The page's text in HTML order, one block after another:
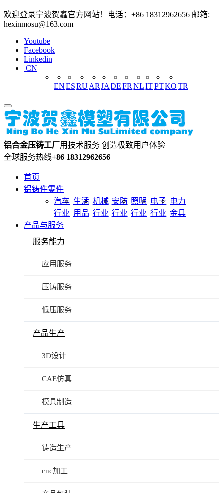
欢迎登录宁波贺鑫官方网站！电话：+86 18312962656 邮箱:
hexinmosu@163.com
Youtube
Facebook
Linkedin
CN
ENESRUARJA DEFR NLITPTKOTR
铝合金压铸工厂用技术服务 创造极致用户体验
全球服务热线+86 18312962656
首页
铝铸件零件
汽车
行业
生活
用品
机械
行业
安防
行业
照明
行业
电子
行业
电力
金具
产品与服务
服务能力
应用服务
压铸服务
低压服务
产品生产
3D设计
CAE仿真
模具制造
生产工具
铸造生产
cnc加工